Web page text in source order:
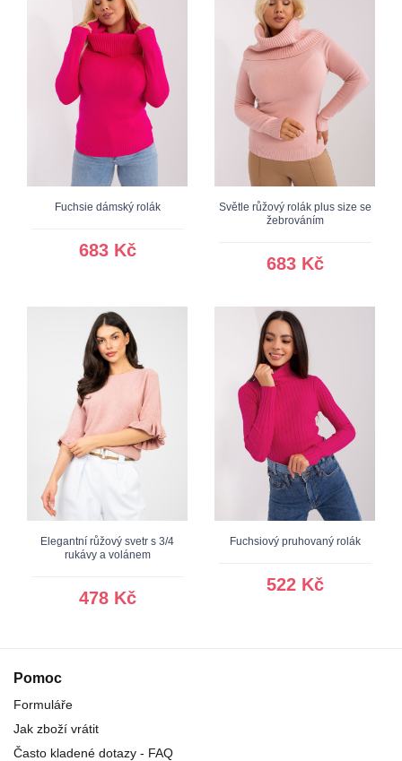
Fuchsie dámský rolák
683 Kč
Světle růžový rolák plus size se
žebrováním
683 Kč
Elegantní růžový svetr s 3/4
rukávy a volánem
478 Kč
Fuchsiový pruhovaný rolák
522 Kč
Pomoc
Formuláře
Jak zboží vrátit
Často kladené dotazy - FAQ